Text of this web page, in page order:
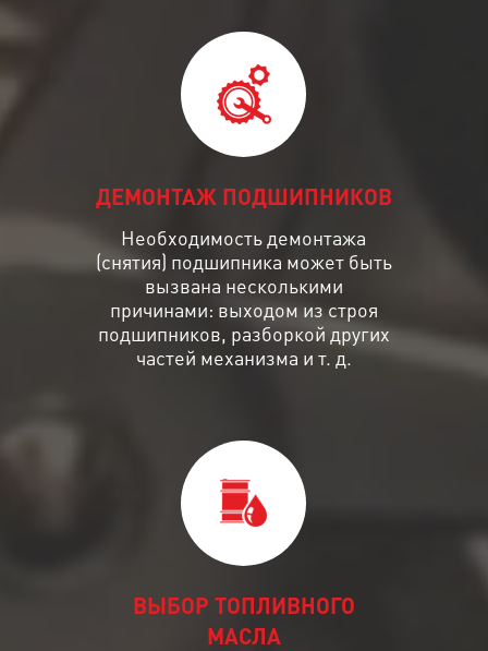
ДЕМОНТАЖ ПОДШИПНИКОВ
Необходимость демонтажа
(снятия) подшипника может быть
вызвана несколькими
причинами: выходом из строя
подшипников, разборкой других
частей механизма и т. д.
ВЫБОР ТОПЛИВНОГО
МАСЛА